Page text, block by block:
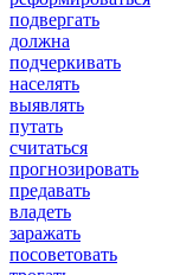
подвергать
должна
подчеркивать
населять
выявлять
путать
считаться
прогнозировать
предавать
владеть
заражать
посоветовать